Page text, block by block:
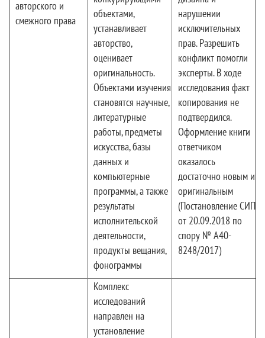
авторского и
смежного права
объектами,
устанавливает
авторство,
оценивает
оригинальность.
Объектами изучения
становятся научные,
литературные
работы, предметы
искусства, базы
данных и
компьютерные
программы, а также
результаты
исполнительской
деятельности,
продукты вещания,
фонограммы
нарушении
исключительных
прав. Разрешить
конфликт помогли
эксперты. В ходе
исследования факт
копирования не
подтвердился.
Оформление книги
ответчиком
оказалось
достаточно новым и
оригинальным
(Постановление СИП
от 20.09.2018 по
спору № А40-
8248/2017)
Комплекс
исследований
направлен на
установление